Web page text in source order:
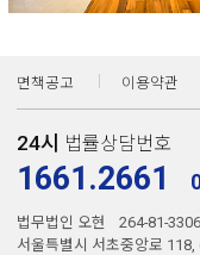
면책공고 이용약관
24시 법률상담번호
1661.2661
법무법인 오현 264-81-
서울특별시 서초중앙로 118,